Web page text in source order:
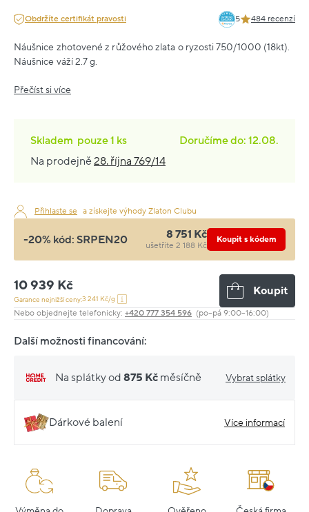
Obdržíte certifikát pravosti 5 484 recenzí
Náušnice zhotovené z růžového zlata o ryzosti 750/1000 (18kt).
Náušnice váží 2.7 g.
Přečíst si více
Skladem pouze1 ks
Doručíme do: 12.08.
Na prodejně28. října 769/14
Přihlaste se a získejte výhody Zlaton Clubu
-20% kód: SRPEN20 8 751 Kč
ušetříte 2 188 Kč
Koupit s kódem
10 939 Kč
Garance nejnižší ceny:3 241 Kč/g
Koupit
Nebo objednejte telefonicky: +420 777 354 596 (po–pá 9:00–16:00)
Další možnosti financování:
Na splátky od 875 Kč měsíčně Vybrat splátky
Dárkové balení Více informací